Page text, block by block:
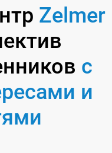
Zelmer
с
и